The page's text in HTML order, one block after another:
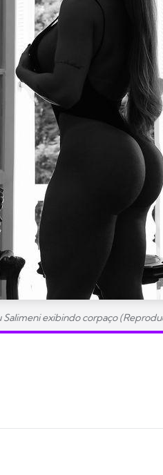
Salimeni exibindo corpaço